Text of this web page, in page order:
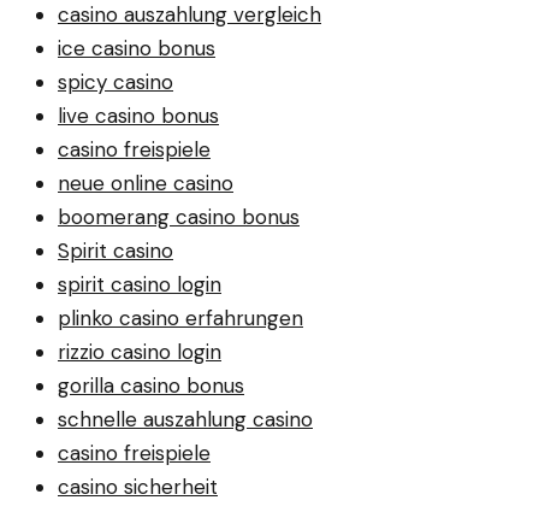
casino auszahlung vergleich
ice casino bonus
spicy casino
live casino bonus
casino freispiele
neue online casino
boomerang casino bonus
Spirit casino
spirit casino login
plinko casino erfahrungen
rizzio casino login
gorilla casino bonus
schnelle auszahlung casino
casino freispiele
casino sicherheit